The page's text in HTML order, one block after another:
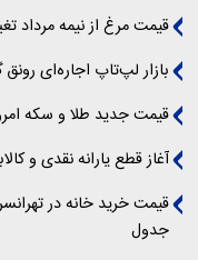
قیمت مرغ از نیمه مرداد
بازار لپ‌تاپ اجاره‌ای
قیمت جدید طلا و سکه امروز ۱۵ مردادماه
آغاز قطع یارانه نقدی و
قیمت خرید خانه در
جدول